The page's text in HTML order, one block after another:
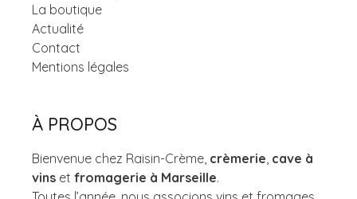
La boutique
Actualité
Contact
Mentions légales
À PROPOS
Bienvenue chez Raisin-Crème, crèmerie, cave à
vins et fromagerie à Marseille.